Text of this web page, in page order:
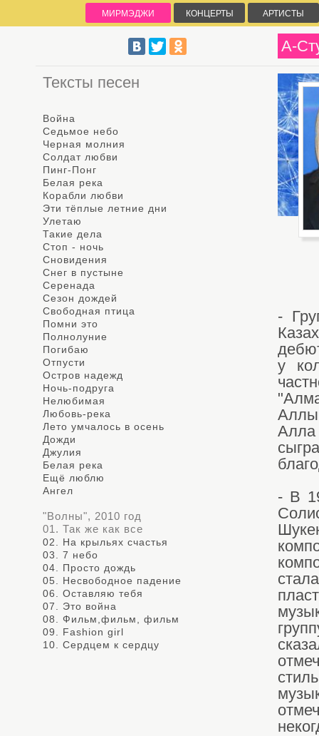
А-
-
у
Аллы
Алла
- В
Тексты песен
Война
Седьмое небо
Черная молния
Солдат любви
Пинг-Понг
Белая река
Корабли любви
Эти тёплые летние дни
Улетаю
Такие дела
Стоп - ночь
Сновидения
Снег в пустыне
Серенада
Сезон дождей
Свободная птица
Помни это
Полнолуние
Погибаю
Отпусти
Остров надежд
Ночь-подруга
Нелюбимая
Любовь-река
Лето умчалось в осень
Дожди
Джулия
Белая река
Ещё люблю
Ангел
"Волны", 2010 год
01. Так же как все
02. На крыльях счастья
03. 7 небо
04. Просто дождь
05. Несвободное падение
06. Оставляю тебя
07. Это война
08. Фильм,фильм, фильм
09. Fashion girl
10. Сердцем к сердцу
МИРМЭДЖИ КОНЦЕРТЫ АРТИСТЫ